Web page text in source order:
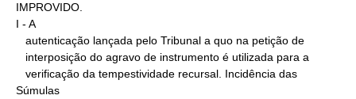
IMPROVIDO.
I - A
Súmulas